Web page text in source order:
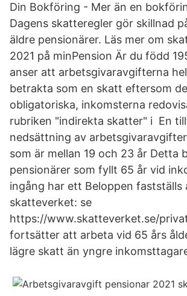
Din Bokföring - Mer än en
Dagens skatteregler gör skillnad
äldre pensionärer. Läs mer om
2021 på minPension Är du född
anser att arbetsgivaravgifterna
betrakta som en skatt eftersom
obligatoriska, inkomsterna
rubriken "indirekta skatter" i En
nedsättning av
som är mellan 19 och 23 år Detta
pensionärer som fyllt 65 år vid
ingång har ett Beloppen fastställs
skatteverket: se
https://www.skatteverket.se/
fortsätter att arbeta vid 65 års
lägre skatt än yngre